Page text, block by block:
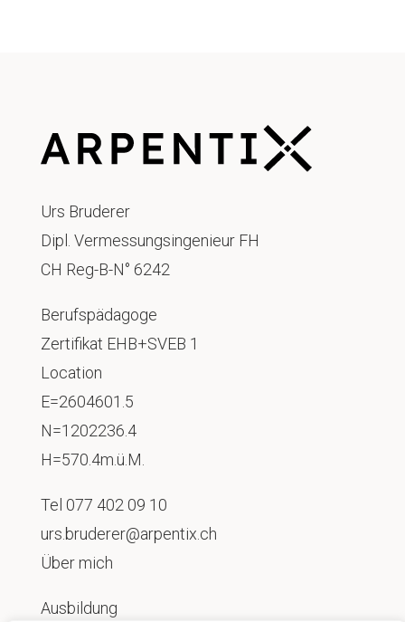
Urs Bruderer
Dipl. Vermessungsingenieur FH
CH Reg-B-N° 6242
Berufspädagoge
Zertifikat EHB+SVEB 1
Location
E=2604601.5
N=1202236.4
H=570.4m.ü.M.
Tel 077 402 09 10
urs.bruderer@arpentix.ch
Über mich
Ausbildung